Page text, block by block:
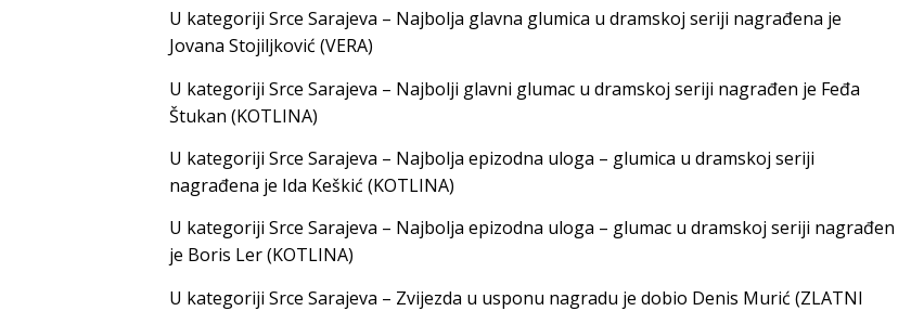
U kategoriji Srce Sarajeva – Najbolja glavna glumica u dramskoj seriji nagrađena je
Jovana Stojiljković (VERA)
U kategoriji Srce Sarajeva – Najbolji glavni glumac u dramskoj seriji nagrađen je Feđa
Štukan (KOTLINA)
U kategoriji Srce Sarajeva – Najbolja epizodna uloga – glumica u dramskoj seriji
nagrađena je Ida Keškić (KOTLINA)
U kategoriji Srce Sarajeva – Najbolja epizodna uloga – glumac u dramskoj seriji nagrađen
je Boris Ler (KOTLINA)
U kategoriji Srce Sarajeva – Zvijezda u usponu nagradu je dobio Denis Murić (ZLATNI